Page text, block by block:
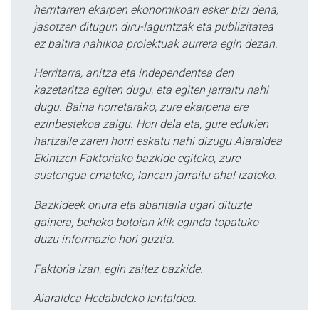
herritarren ekarpen ekonomikoari esker bizi dena,
jasotzen ditugun diru-laguntzak eta publizitatea
ez baitira nahikoa proiektuak aurrera egin dezan.
Herritarra, anitza eta independentea den
kazetaritza egiten dugu, eta egiten jarraitu nahi
dugu. Baina horretarako, zure ekarpena ere
ezinbestekoa zaigu. Hori dela eta, gure edukien
hartzaile zaren horri eskatu nahi dizugu Aiaraldea
Ekintzen Faktoriako bazkide egiteko, zure
sustengua emateko, lanean jarraitu ahal izateko.
Bazkideek onura eta abantaila ugari dituzte
gainera, beheko botoian klik eginda topatuko
duzu informazio hori guztia.
Faktoria izan, egin zaitez bazkide.
Aiaraldea Hedabideko lantaldea.